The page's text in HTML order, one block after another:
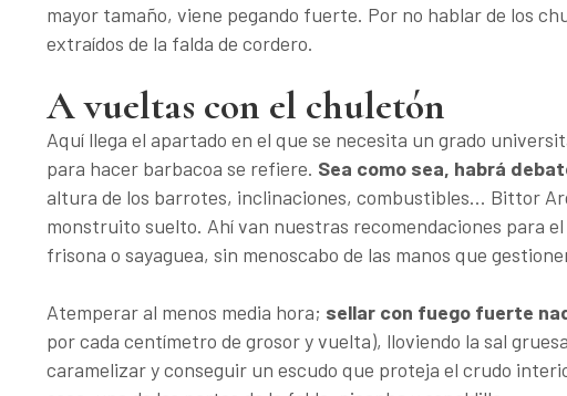
mayor tamaño, viene pegando fuerte. Por no hablar de los
extraídos de la falda de cordero.
A vueltas con el chuletón
Aquí llega el apartado en el que se necesita un grado
para hacer barbacoa se refiere. Sea como sea, habrá
altura de los barrotes, inclinaciones, combustibles... Bittor
monstruito suelto. Ahí van nuestras recomendaciones para
frisona o sayaguea, sin menoscabo de las manos que
Atemperar al menos media hora; sellar con fuego fuerte
por cada centímetro de grosor y vuelta), lloviendo la sal
caramelizar y conseguir un escudo que proteja el crudo